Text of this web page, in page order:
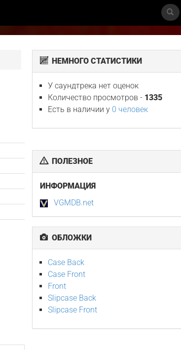
НЕМНОГО СТАТИСТИКИ
У саундтрека нет оценок
Количество просмотров - 1335
Есть в наличии у 0 человек
ПОЛЕЗНОЕ
ИНФОРМАЦИЯ
VGMDB.net
ОБЛОЖКИ
Case Back
Case Front
Front
Slipcase Back
Slipcase Front